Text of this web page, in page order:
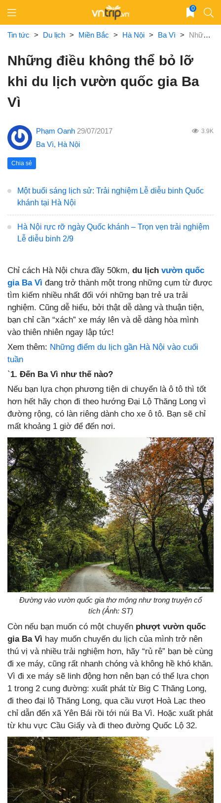
content
0
Tin tức > Du lịch > Miền Bắc > Hà Nội > Ba Vì > Những điều không thể bỏ lỡ khi du lịch vườn quốc gia Ba Vì
Những điều không thể bỏ lỡ
khi du lịch vườn quốc gia Ba
Vì
Phạm Oanh 29/07/2017 3.9K
Ba Vì, Hà Nội
Chia sẻ
Một buổi sáng lịch sử: Trải nghiệm Lễ diễu binh Quốc
khánh tại Hà Nội
Hà Nội rực rỡ ngày Quốc khánh – Trọn vẹn trải nghiệm
Lễ diễu binh 2/9
Chỉ cách Hà Nội chưa đầy 50km, du lịch vườn quốc
gia Ba Vì đang trở thành một trong những cụm từ được
tìm kiếm nhiều nhất đối với những bạn trẻ ưa trải
nghiệm. Cũng dễ hiểu, bởi thật dễ dàng và thuận tiện,
bạn chỉ cần “xách” xe máy lên và dễ dàng hòa mình
vào thiên nhiên ngay lập tức!
Xem thêm: Những điểm du lịch gần Hà Nội vào cuối
tuần
`1. Đến Ba Vì như thế nào?
Nếu bạn lựa chọn phương tiện di chuyển là ô tô thì tốt
hơn hết hãy chọn đi theo hướng Đại Lộ Thăng Long vì
đường rộng, có làn riêng dành cho xe ô tô. Bạn sẽ chỉ
mất khoảng 1 giờ để đến nơi.
Đường vào vườn quốc gia thơ mộng như trong truyện cổ
tích (Ảnh: ST)
Còn nếu bạn muốn có một chuyến phượt vườn quốc
gia Ba Vì hay muốn chuyến du lịch của mình trở nên
thú vị và nhiều trải nghiệm hơn, hãy “rủ rê” bạn bè cùng
đi xe máy, cũng rất nhanh chóng và không hề khó khăn.
Vì đi xe máy sẽ linh động hơn nên bạn có thể lựa chọn
1 trong 2 cung đường: xuất phát từ Big C Thăng Long,
đi theo đại lộ Thăng Long, qua cầu vượt Hoà Lạc theo
chỉ dẫn đến xã Yên Bái rồi tới núi Ba Vì. Hoặc xuất phát
từ khu vực Cầu Giấy và đi theo đường Quốc Lộ 32.